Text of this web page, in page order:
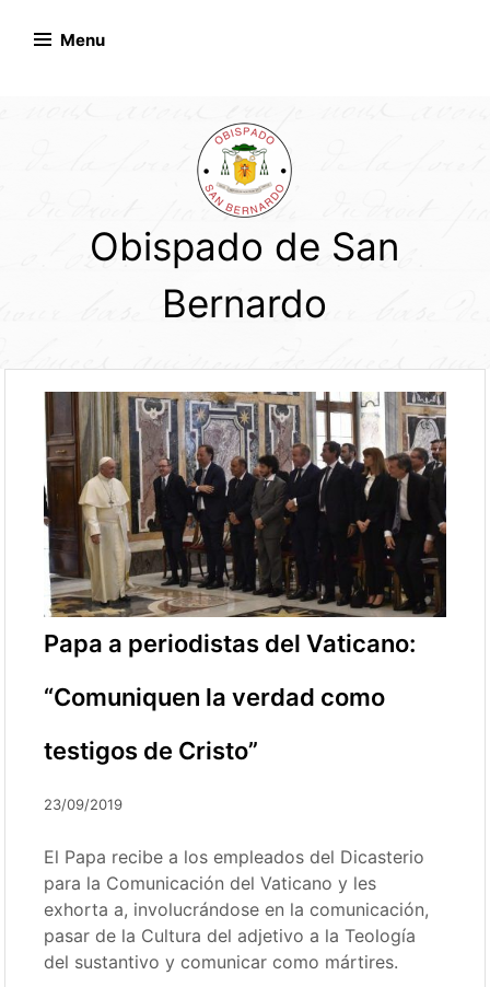
Menu
Obispado de San
Bernardo
Papa a periodistas del Vaticano:
“Comuniquen la verdad como
testigos de Cristo”
23/09/2019
El Papa recibe a los empleados del Dicasterio
para la Comunicación del Vaticano y les
exhorta a, involucrándose en la comunicación,
pasar de la Cultura del adjetivo a la Teología
del sustantivo y comunicar como mártires.